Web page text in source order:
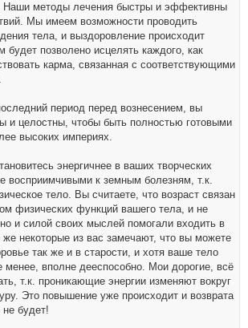
Наши методы лечения быстры и эффективны
Мы имеем возможности проводить
тела, и выздоровление происходит
будет позволено исцелять каждого, как
карма, связанная с соответствующими
период перед вознесением, вы
и целостны, чтобы быть полностью готовыми
высоких империях.
энергичнее в ваших творческих
восприимчивыми к земным болезням, т.к.
тело. Вы считаете, что возраст связан
физических функций вашего тела, и не
и силой своих мыслей помогали входить в
же некоторые из вас замечают, что вы можете
так же и в старости, и хотя ваше тело
менее, вполне дееспособно. Мои дорогие, всё
т.к. проникающие энергии изменяют вокруг
Это повышение уже происходит и возврата
не будет!